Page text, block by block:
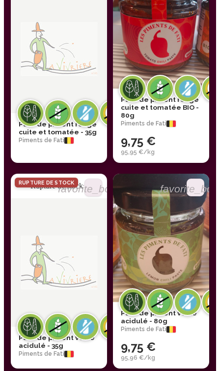
Pâte de piment rouge
cuite et tomatée - 35g
Piments de Fati
Pâte de piment rouge
cuite et tomatée BIO -
80g
Piments de Fati
9,75 €
95,95 €/kg
favorite_border
RUPTURE DE STOCK
Rupture de stock
Pâte de piment verte
acidulé - 35g
Piments de Fati
Pâte de piment verte
acidulé - 80g
Piments de Fati
9,75 €
95,96 €/kg